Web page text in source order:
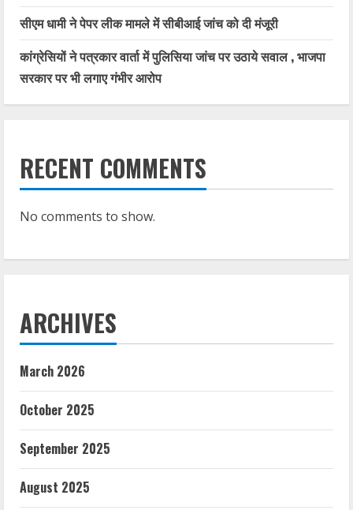
सीएम धामी ने पेपर लीक मामले में सीबीआई जांच को दी मंजूरी
कांग्रेसियों ने पत्रकार वार्ता में पुलिसिया जांच पर उठाये सवाल , भाजपा
सरकार पर भी लगाए गंभीर आरोप
RECENT COMMENTS
No comments to show.
ARCHIVES
March 2026
October 2025
September 2025
August 2025